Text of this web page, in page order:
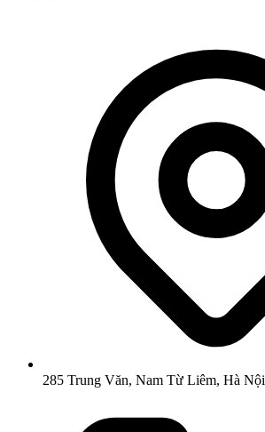
285 Trung Văn, Nam Từ Liêm, Hà Nội